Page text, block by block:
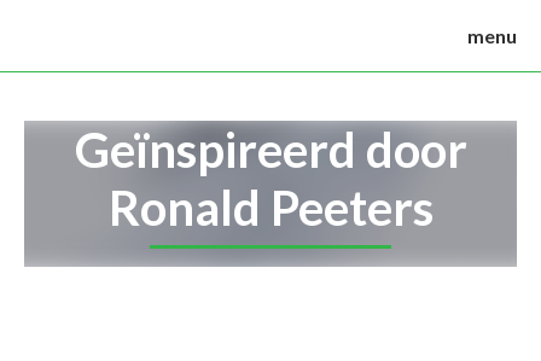
menu
Geïnspireerd door
Ronald Peeters